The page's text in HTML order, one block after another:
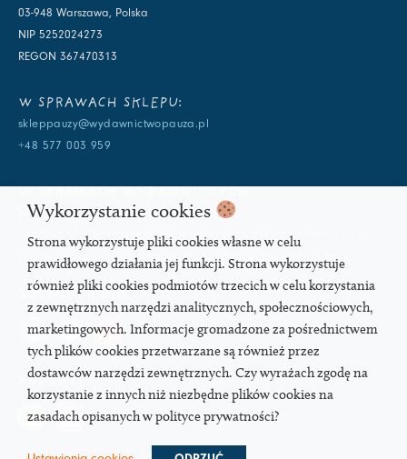
03-948 Warszawa, Polska
NIP 5252024273
REGON 367470313
W SPRAWACH SKLEPU:
skleppauzy@wydawnictwopauza.pl
+48 577 003 959
info@wydawnictwopauza.pl
+48 501 177 119 (czynny w dni powszednie w godzinach 11-15,
proszę o wysłanie wiadomości SMS, gdybym nie odbierała)
SOCIAL MEDIA
PODCAST
Wykorzystanie cookies
Strona wykorzystuje pliki cookies własne w celu
prawidłowego działania jej funkcji. Strona wykorzystuje
również pliki cookies podmiotów trzecich w celu korzystania
z zewnętrznych narzędzi analitycznych, społecznościowych,
marketingowych. Informacje gromadzone za pośrednictwem
tych plików cookies przetwarzane są również przez
dostawców narzędzi zewnętrznych. Czy wyrażach zgodę na
korzystanie z innych niż niezbędne plików cookies na
zasadach opisanych w polityce prywatności?